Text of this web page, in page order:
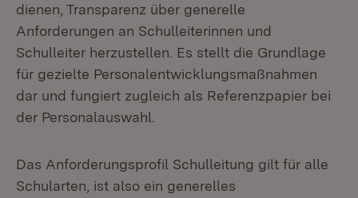
dienen, Transparenz über generelle
Anforderungen an Schulleiterinnen und
Schulleiter herzustellen. Es stellt die Grundlage
für gezielte Personalentwicklungsmaßnahmen
dar und fungiert zugleich als Referenzpapier bei
der Personalauswahl.
Das Anforderungsprofil Schulleitung gilt für alle
Schularten, ist also ein generelles